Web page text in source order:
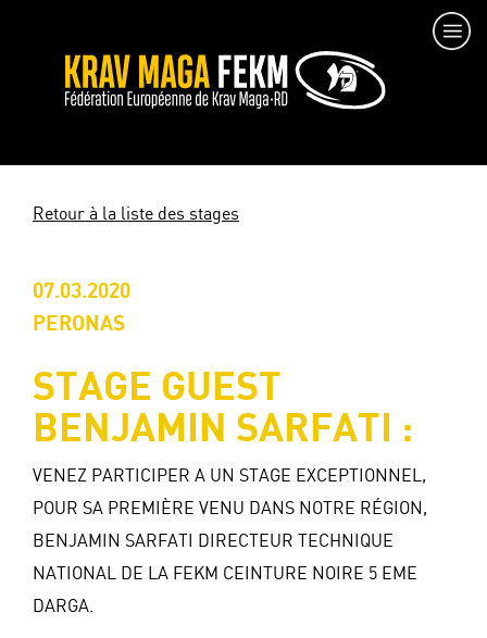
Retour à la liste des stages
07.03.2020
PERONAS
STAGE GUEST
BENJAMIN SARFATI :
VENEZ PARTICIPER A UN STAGE EXCEPTIONNEL,
POUR SA PREMIÈRE VENU DANS NOTRE RÉGION,
BENJAMIN SARFATI DIRECTEUR TECHNIQUE
NATIONAL DE LA FEKM CEINTURE NOIRE 5 EME
DARGA.